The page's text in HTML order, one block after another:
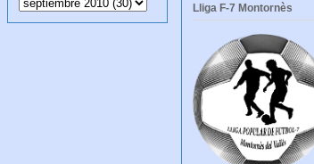
Lliga F-7 Montornès